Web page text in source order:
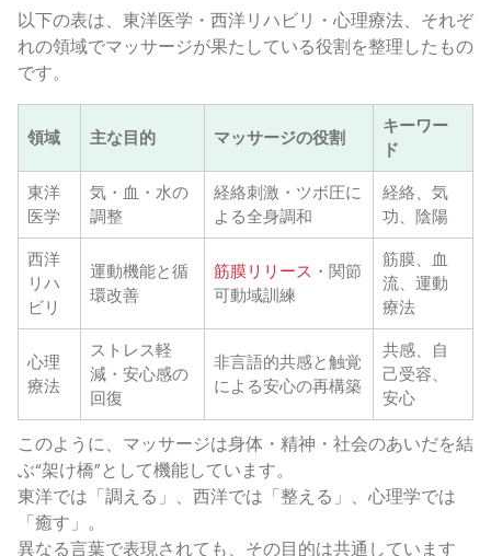
以下の表は、東洋医学・西洋リハビリ・心理療法、それぞ
れの領域でマッサージが果たしている役割を整理したもの
です。
領域 主な目的 マッサージの役割
キーワー
ド
東洋
医学
気・血・水の
調整
経絡刺激・ツボ圧に
よる全身調和
経絡、気
功、陰陽
西洋
リハ
ビリ
運動機能と循
環改善
筋膜リリース ・関節
可動域訓練
筋膜、血
流、運動
療法
心理
療法
ストレス軽
減・安心感の
回復
非言語的共感と触覚
による安心の再構築
共感、自
己受容、
安心
このように、マッサージは身体・精神・社会のあいだを結
ぶ“架け橋”として機能しています。
東洋では「調える」、西洋では「整える」、心理学では
「癒す」。
異なる言葉で表現されても、その目的は共通しています